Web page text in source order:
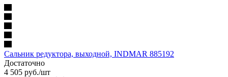
Сальник редуктора, выходной, INDMAR 885192
Достаточно
4 505 руб./шт